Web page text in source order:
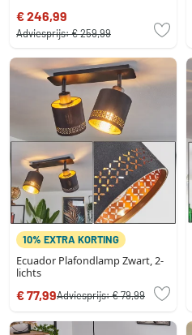
€ 246,99
Adviesprijs:€ 259,99
10% EXTRA KORTING
Ecuador Plafondlamp Zwart, 2-
lichts
€ 77,99Adviesprijs:€ 79,99